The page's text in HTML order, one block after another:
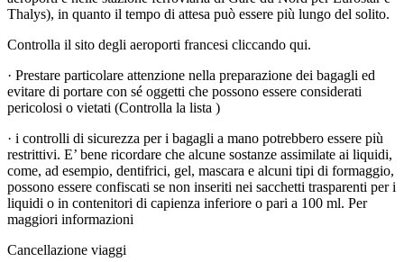
Thalys), in quanto il tempo di attesa può essere più lungo del solito.
Controlla il sito degli aeroporti francesi cliccando qui.
· Prestare particolare attenzione nella preparazione dei bagagli ed
evitare di portare con sé oggetti che possono essere considerati
pericolosi o vietati (Controlla la lista )
· i controlli di sicurezza per i bagagli a mano potrebbero essere più
restrittivi. E’ bene ricordare che alcune sostanze assimilate ai liquidi,
come, ad esempio, dentifrici, gel, mascara e alcuni tipi di formaggio,
possono essere confiscati se non inseriti nei sacchetti trasparenti per i
liquidi o in contenitori di capienza inferiore o pari a 100 ml. Per
maggiori informazioni
Cancellazione viaggi